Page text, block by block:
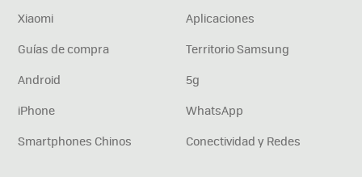
Xiaomi
Aplicaciones
Guías de compra
Territorio Samsung
Android
5g
iPhone
WhatsApp
Smartphones Chinos
Conectividad y Redes